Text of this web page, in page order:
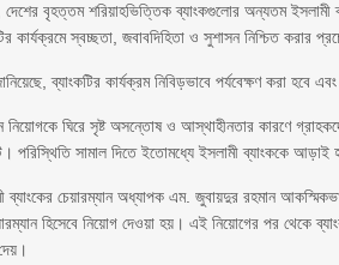
দেশের বৃহত্তম শরিয়াহভিত্তিক ব্যাংকগুলোর অন্যতম ইসলামী
কার্যক্রমে স্বচ্ছতা, জবাবদিহিতা ও সুশাসন নিশ্চিত করার
ব্যাংকটির কার্যক্রম নিবিড়ভাবে পর্যবেক্ষণ করা
নিয়োগকে ঘিরে সৃষ্ট অসন্তোষ ও আস্থাহীনতার কারণে
পরিস্থিতি সামাল দিতে ইতোমধ্যে ইসলামী ব্যাংককে আড়াই
চেয়ারম্যান অধ্যাপক এম. জুবায়দুর রহমান
হিসেবে নিয়োগ দেওয়া হয়। এই নিয়োগের পর থেকে